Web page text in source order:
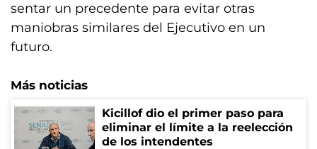
sentar un precedente para evitar otras
maniobras similares del Ejecutivo en un
futuro.
Más noticias
Kicillof dio el primer paso para
eliminar el límite a la reelección
de los intendentes